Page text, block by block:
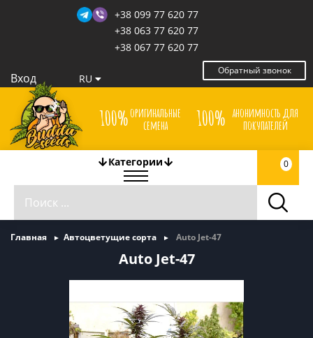
+38 099 77 620 77
+38 063 77 620 77
+38 067 77 620 77
Обратный звонок
Вход RU
100%оригинальные
семена
100% анонимность для
покупателей
Категории 0
Главная Автоцветущие сорта Auto Jet-47
Auto Jet-47